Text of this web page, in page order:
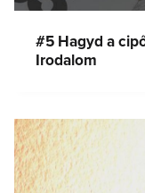
#5 Hagyd a
Irodalom